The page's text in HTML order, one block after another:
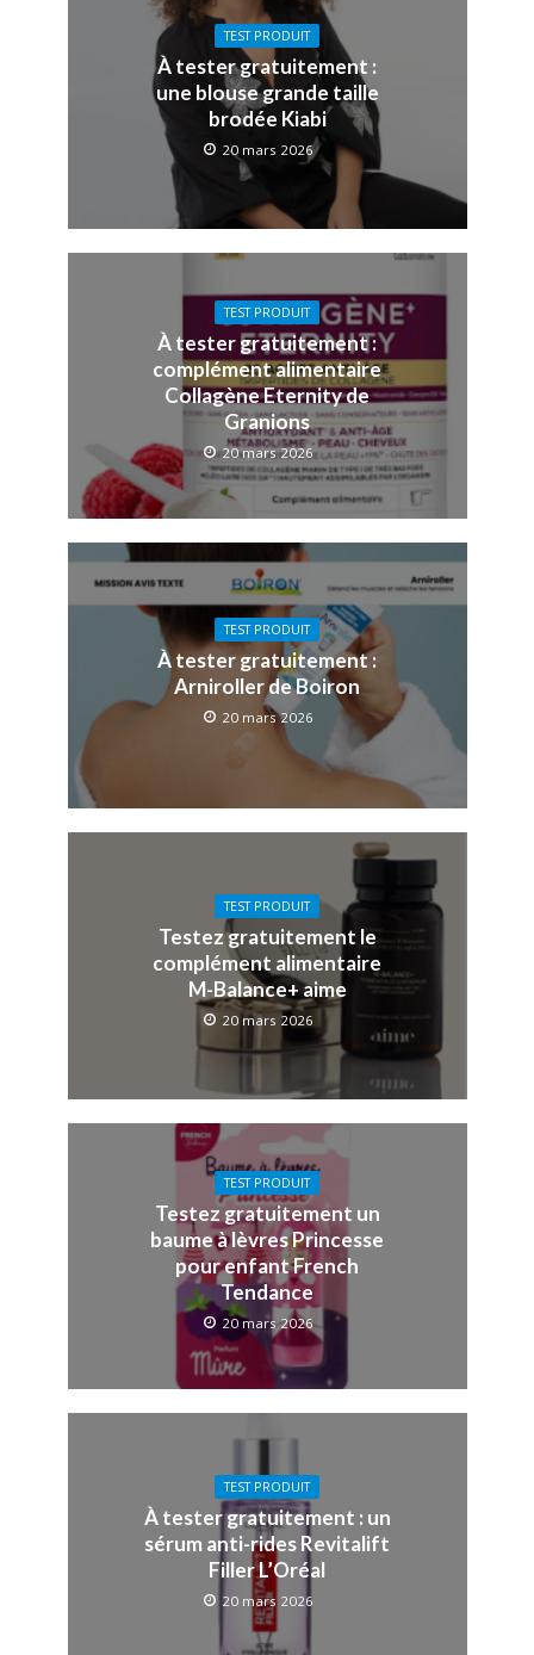
TEST PRODUIT
À tester gratuitement :
une blouse grande taille
brodée Kiabi
20 mars 2026
TEST PRODUIT
À tester gratuitement :
complément alimentaire
Collagène Eternity de
Granions
20 mars 2026
TEST PRODUIT
À tester gratuitement :
Arniroller de Boiron
20 mars 2026
TEST PRODUIT
Testez gratuitement le
complément alimentaire
M-Balance+ aime
20 mars 2026
TEST PRODUIT
Testez gratuitement un
baume à lèvres Princesse
pour enfant French
Tendance
20 mars 2026
TEST PRODUIT
À tester gratuitement : un
sérum anti-rides Revitalift
Filler L’Oréal
20 mars 2026